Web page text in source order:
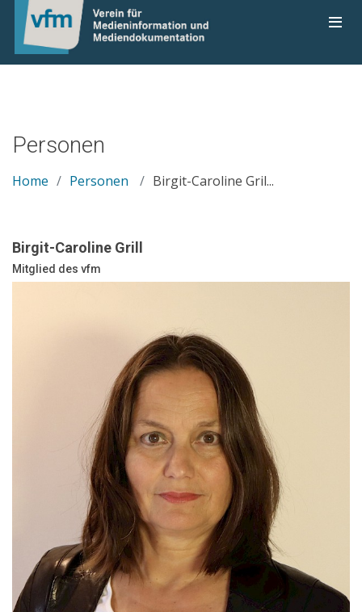
Personen
Home Personen Birgit-Caroline Gril...
Birgit-Caroline Grill
Mitglied des vfm